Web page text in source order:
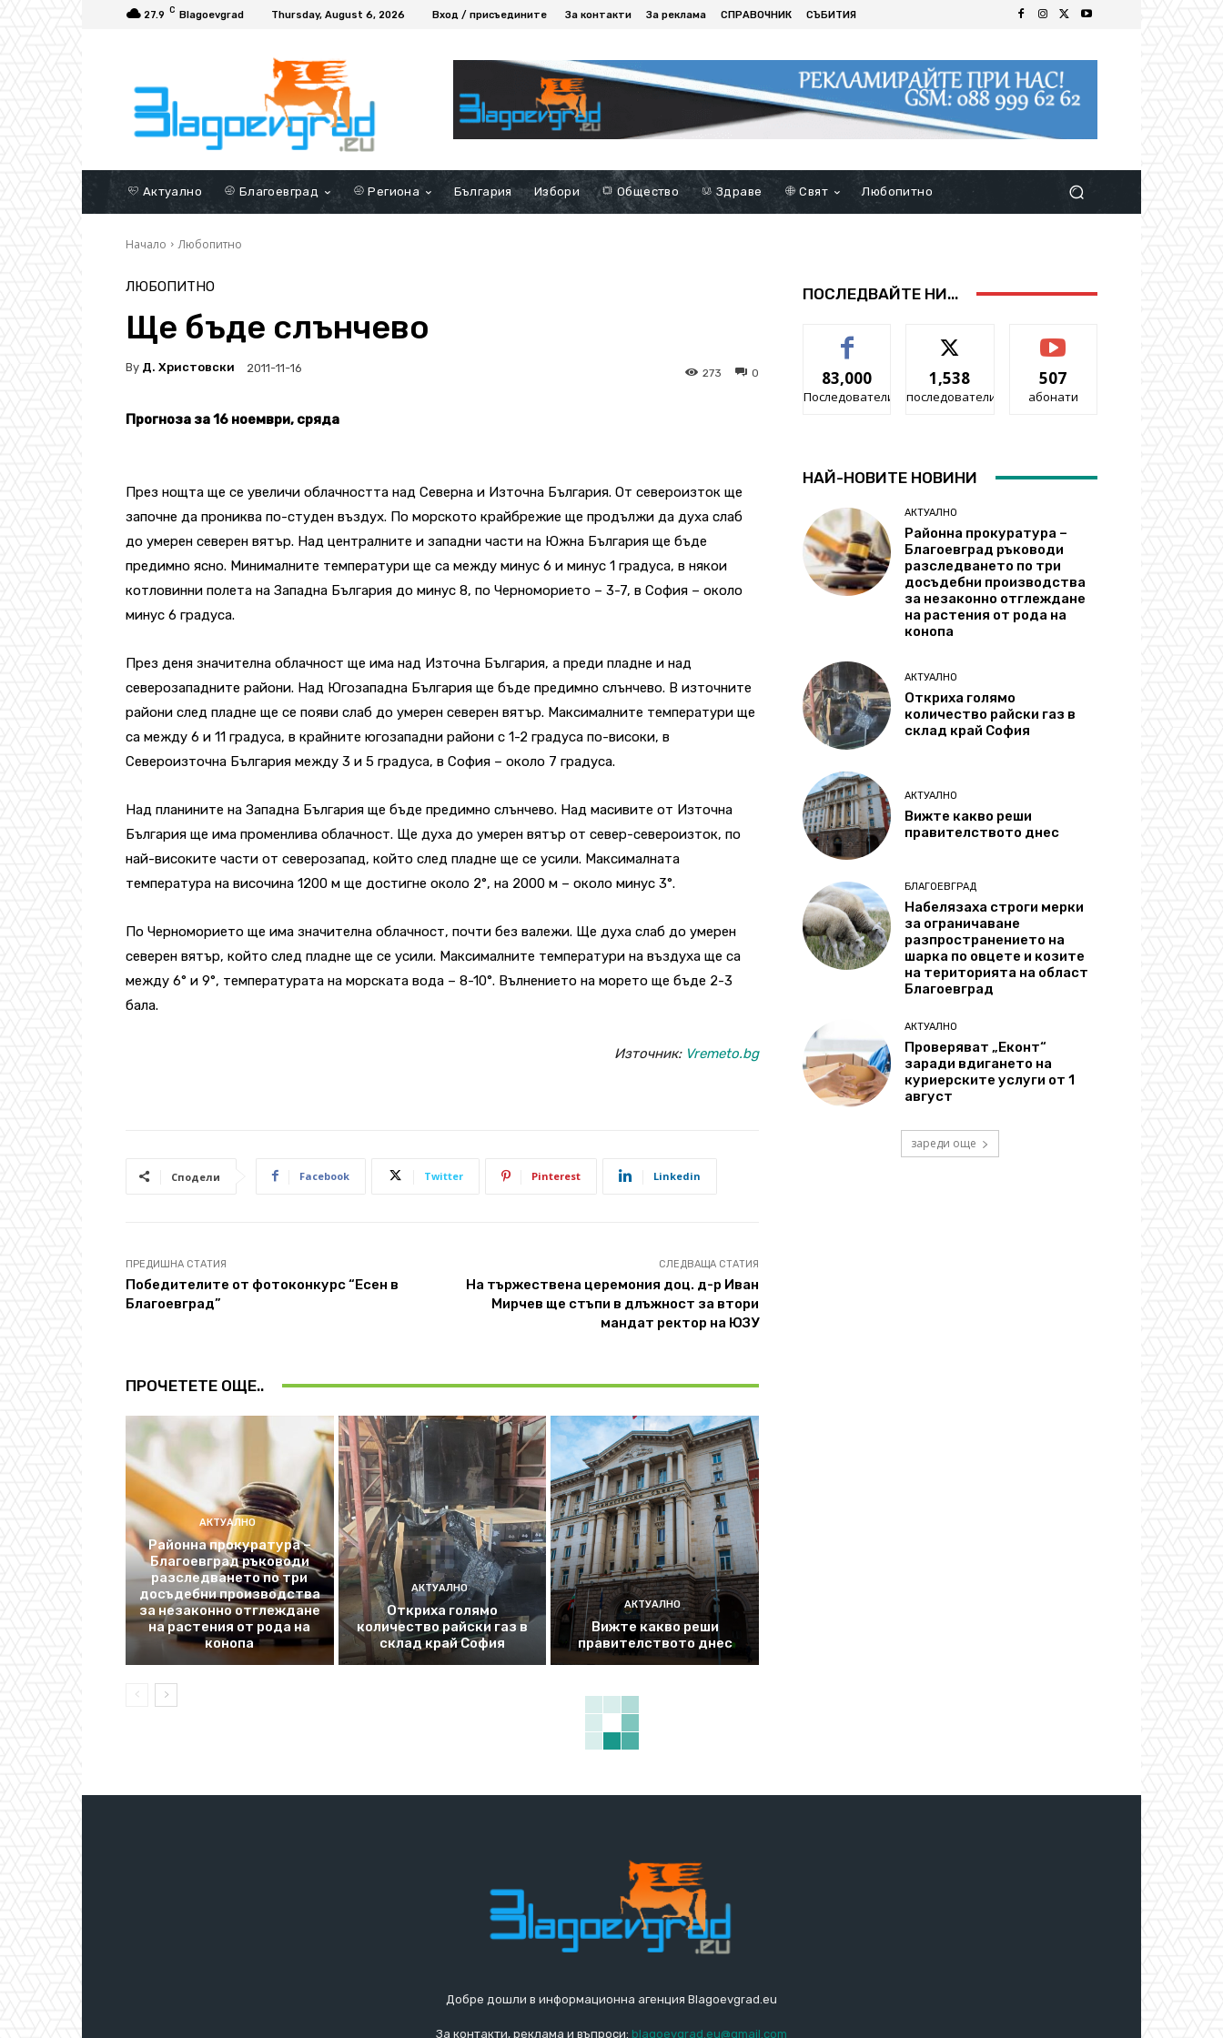
27.9 C Blagoevgrad Thursday, August 6, 2026 Вход / присъедините За контакти За реклама СПРАВОЧНИК СЪБИТИЯ
Актуално Благоевград Региона България Избори Общество Здраве Свят Любопитно
Начало Любопитно
ЛЮБОПИТНО
Ще бъде слънчево
By Д. Христовски 2011-11-16 0
273
Прогноза за 16 ноември, сряда
През нощта ще се увеличи облачността над Северна и Източна България. От североизток ще
започне да прониква по-студен въздух. По морското крайбрежие ще продължи да духа слаб
до умерен северен вятър. Над централните и западни части на Южна България ще бъде
предимно ясно. Минималните температури ще са между минус 6 и минус 1 градуса, в някои
котловинни полета на Западна България до минус 8, по Черноморието – 3-7, в София – около
минус 6 градуса.
През деня значителна облачност ще има над Източна България, а преди пладне и над
северозападните райони. Над Югозападна България ще бъде предимно слънчево. В източните
райони след пладне ще се появи слаб до умерен северен вятър. Максималните температури ще
са между 6 и 11 градуса, в крайните югозападни райони с 1-2 градуса по-високи, в
Североизточна България между 3 и 5 градуса, в София – около 7 градуса.
Над планините на Западна България ще бъде предимно слънчево. Над масивите от Източна
България ще има променлива облачност. Ще духа до умерен вятър от север-североизток, по
най-високите части от северозапад, който след пладне ще се усили. Максималната
температура на височина 1200 м ще достигне около 2°, на 2000 м – около минус 3°.
По Черноморието ще има значителна облачност, почти без валежи. Ще духа слаб до умерен
северен вятър, който след пладне ще се усили. Максималните температури на въздуха ще са
между 6° и 9°, температурата на морската вода – 8-10°. Вълнението на морето ще бъде 2-3
бала.
Източник: Vremeto.bg
Сподели Facebook Twitter Pinterest Linkedin
ПРЕДИШНА СТАТИЯ
Победителите от фотоконкурс “Есен в
Благоевград”
СЛЕДВАЩА СТАТИЯ
На тържествена церемония доц. д-р Иван
Мирчев ще стъпи в длъжност за втори
мандат ректор на ЮЗУ
ПРОЧЕТЕТЕ ОЩЕ..
АКТУАЛНО
Районна прокуратура –
Благоевград ръководи
разследването по три
досъдебни производства
за незаконно отглеждане
на растения от рода на
конопа
АКТУАЛНО
Откриха голямо
количество райски газ в
склад край София
АКТУАЛНО
Вижте какво реши
правителството днес
ПОСЛЕДВАЙТЕ НИ...
83,000
Последователи
1,538
последователи
507
абонати
НАЙ-НОВИТЕ НОВИНИ
АКТУАЛНО
Районна прокуратура –
Благоевград ръководи
разследването по три
досъдебни производства
за незаконно отглеждане
на растения от рода на
конопа
АКТУАЛНО
Откриха голямо
количество райски газ в
склад край София
АКТУАЛНО
Вижте какво реши
правителството днес
БЛАГОЕВГРАД
Набелязаха строги мерки
за ограничаване
разпространението на
шарка по овцете и козите
на територията на област
Благоевград
АКТУАЛНО
Проверяват „Еконт“
заради вдигането на
куриерските услуги от 1
август
зареди още
Добре дошли в информационна агенция Blagoevgrad.eu
За контакти, реклама и въпроси: blagoevgrad.eu@gmail.com